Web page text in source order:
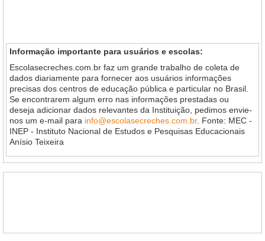
Informação importante para usuários e escolas:
Escolasecreches.com.br faz um grande trabalho de coleta de
dados diariamente para fornecer aos usuários informações
precisas dos centros de educação pública e particular no Brasil.
Se encontrarem algum erro nas informações prestadas ou
deseja adicionar dados relevantes da Instituição, pedimos envie-
nos um e-mail para info@escolasecreches.com.br. Fonte: MEC -
INEP - Instituto Nacional de Estudos e Pesquisas Educacionais
Anísio Teixeira